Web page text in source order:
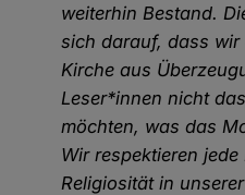
weiterhin Bestand.
sich darauf, dass wir
Kirche aus
Leser*innen nicht
möchten, was das
Wir respektieren
Religiosität in